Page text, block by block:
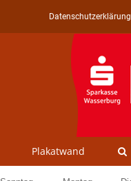
Datenschutzerklärung
Plakatwand